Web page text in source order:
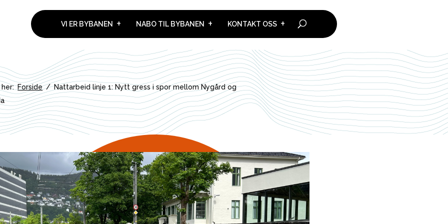
VI ER BYBANEN NABO TIL BYBANEN KONTAKT OSS
her: Forside / Nattarbeid linje 1: Nytt gress i spor mellom Nygård og